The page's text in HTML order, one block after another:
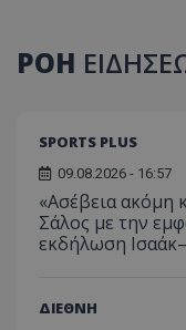
ΡΟΗ
SPORTS PLUS
09.08.2026 - 16:57
«Ασέβεια ακόμη
Σάλος με την
εκδήλωση
ΔΙΕΘΝΗ